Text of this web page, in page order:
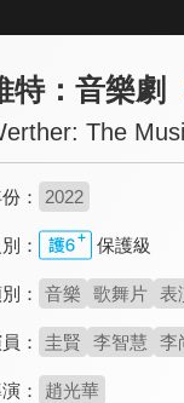
特：音樂劇
The
： 2022
： 保護級
： 音樂 歌舞片 表
： 圭賢 李智慧 李
： 趙光華